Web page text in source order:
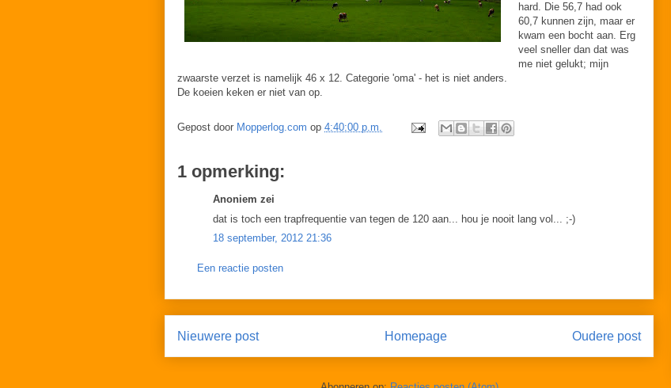
hard. Die 56,7 had ook
60,7 kunnen zijn, maar er
kwam een bocht aan. Erg
veel sneller dan dat was
me niet gelukt; mijn
zwaarste verzet is namelijk 46 x 12. Categorie 'oma' - het is niet anders.
De koeien keken er niet van op.
Gepost door Mopperlog.com op 4:40:00 p.m.
1 opmerking:
Anoniem zei
dat is toch een trapfrequentie van tegen de 120 aan... hou je nooit lang vol... ;-)
18 september, 2012 21:36
Een reactie posten
Nieuwere post Oudere post
Homepage